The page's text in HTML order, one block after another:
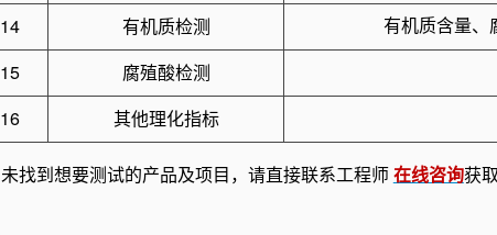
14
有机质检测 有机质含量、
15
腐殖酸检测
16
其他理化指标
未找到想要测试的产品及项目，请直接联系工程师在线咨询获